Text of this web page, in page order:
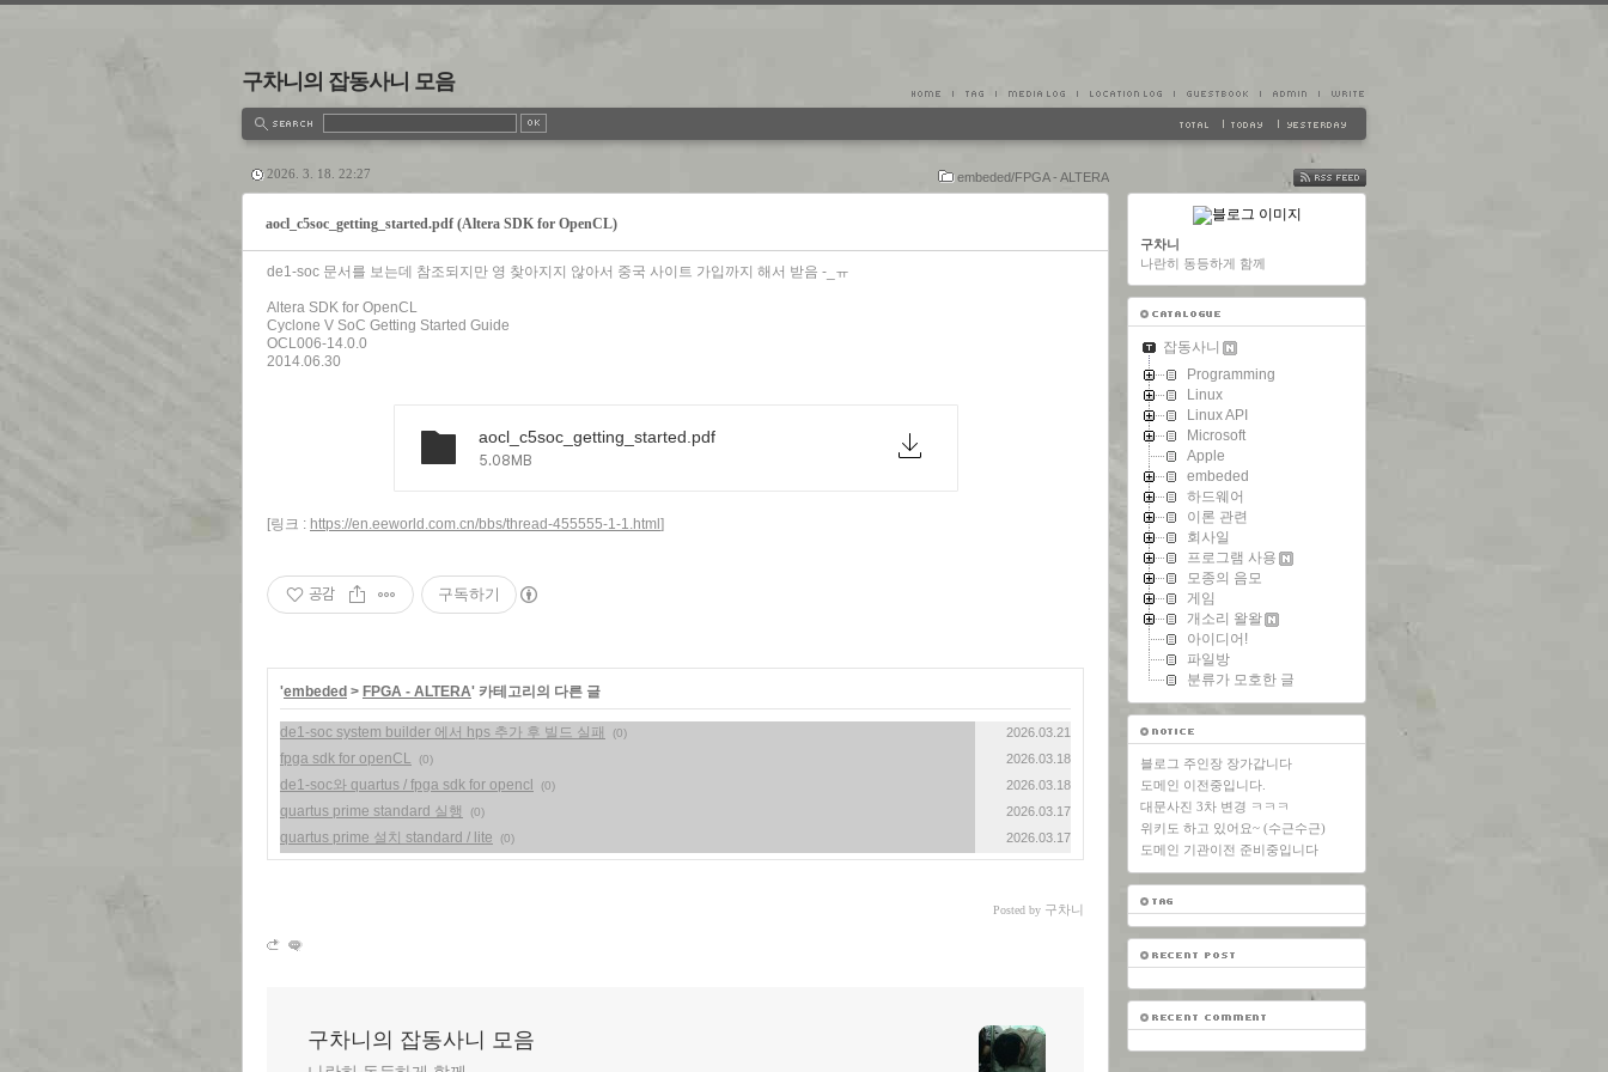
구차니의 잡동사니 모음
embeded/FPGA - ALTERA
2026. 3. 18. 22:27
aocl_c5soc_getting_started.pdf (Altera SDK for OpenCL)
de1-soc 문서를 보는데 참조되지만 영 찾아지지 않아서 중국 사이트 가입까지 해서 받음 -_ㅠ
Altera SDK for OpenCL
Cyclone V SoC Getting Started Guide
OCL006-14.0.0
2014.06.30
aocl_c5soc_getting_started.pdf
5.08MB
[링크 : https://en.eeworld.com.cn/bbs/thread-455555-1-1.html ]
공감 구독하기
'embeded > FPGA - ALTERA' 카테고리의 다른 글
de1-soc system builder 에서 hps 추가 후 빌드 실패 (0) 2026.03.21
fpga sdk for openCL (0) 2026.03.18
de1-soc와 quartus / fpga sdk for opencl (0) 2026.03.18
quartus prime standard 실행 (0) 2026.03.17
quartus prime 설치 standard / lite (0) 2026.03.17
Posted by 구차니
구차니의 잡동사니 모음
FEED
구차니
나란히 동등하게 함께
잡동사니
Programming
Linux
Linux API
Microsoft
Apple
embeded
하드웨어
이론 관련
회사일
프로그램 사용
모종의 음모
게임
개소리 왈왈
아이디어!
파일방
분류가 모호한 글
블로그 주인장 장가갑니다
도메인 이전중입니다.
대문사진 3차 변경 ㅋㅋㅋ
위키도 하고 있어요~ (수근수근)
도메인 기관이전 준비중입니다